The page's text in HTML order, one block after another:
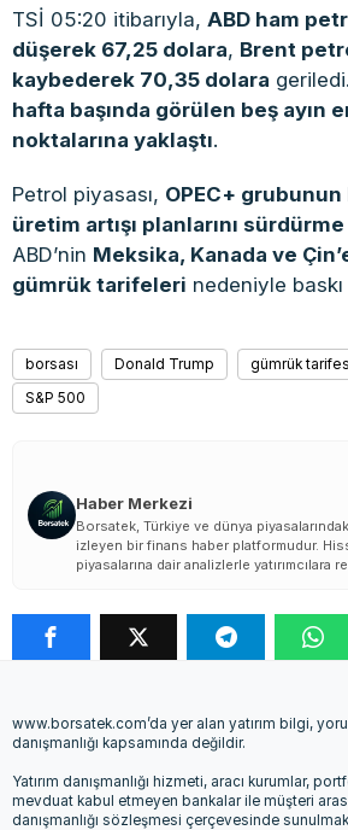
TSİ 05:20 itibarıyla, ABD ham
düşerek 67,25 dolara, Brent
kaybederek 70,35 dolara
hafta başında görülen beş ayın
noktalarına yaklaştı.
Petrol piyasası, OPEC+ grubunun
üretim artışı planlarını sürdürme
ABD’nin Meksika, Kanada ve
gümrük tarifeleri nedeniyle baskı
borsası Donald Trump gümrük
S&P 500
Haber Merkezi
Borsatek, Türkiye ve dünya
izleyen bir finans haber platformudur.
piyasalarına dair analizlerle yatırımcılara
www.borsatek.com’da yer alan yatırım bilgi,
danışmanlığı kapsamında değildir.
Yatırım danışmanlığı hizmeti, aracı kurumlar,
mevduat kabul etmeyen bankalar ile müşteri
danışmanlığı sözleşmesi çerçevesinde